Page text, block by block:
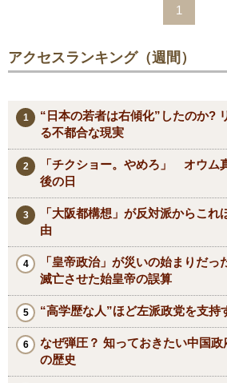
1
アクセスランキング（週間）
“日本の若者は右傾化”したのか?
る不都合な現実
「チクショー。やめろ」 オウム
後の日
「大阪都構想」が反対派からこ
由
「皇帝政治」が災いの始まりだ
滅亡させた始皇帝の誤算
“高学歴な人”ほど左派政党を支持
なぜ弾圧？ 知っておきたい中国政
の歴史